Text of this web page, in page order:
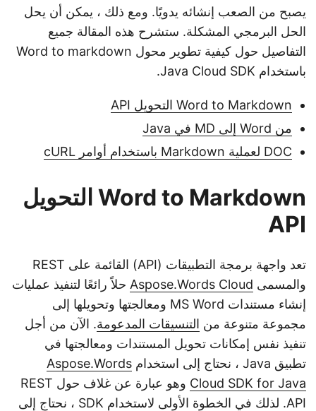
يصبح من الصعب إنشائه يدويًا. ومع ذلك ، يمكن أن يحل
الحل البرمجي المشكلة. ستشرح هذه المقالة جميع
التفاصيل حول كيفية تطوير محول Word to markdown
باستخدام Java Cloud SDK.
Word to Markdown التحويل API
من Word إلى MD في Java
DOC لعملية Markdown باستخدام أوامر cURL
Word to Markdown التحويل
API
تعد واجهة برمجة التطبيقات (API) القائمة على REST
والمسمى Aspose.Words Cloudحلاً رائعًا لتنفيذ عمليات
إنشاء مستندات MS Word ومعالجتها وتحويلها إلى
مجموعة متنوعة منالتنسيقات المدعومة. الآن من أجل
تنفيذ نفس إمكانات تحويل المستندات ومعالجتها في
تطبيق Java ، نحتاج إلى استخدام
Aspose.Words
Cloud SDK for Java
وهو عبارة عن غلاف حول REST
API. لذلك في الخطوة الأولى لاستخدام SDK ، نحتاج إلى